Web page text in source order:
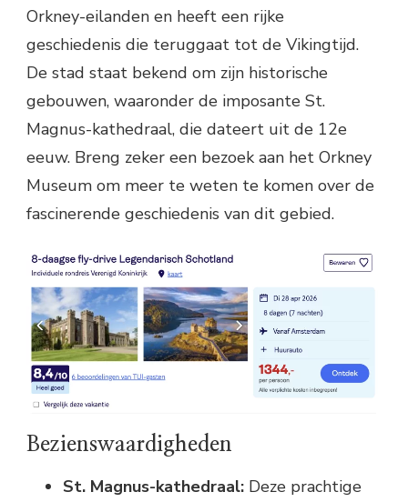
Orkney-eilanden en heeft een rijke
geschiedenis die teruggaat tot de Vikingtijd.
De stad staat bekend om zijn historische
gebouwen, waaronder de imposante St.
Magnus-kathedraal, die dateert uit de 12e
eeuw. Breng zeker een bezoek aan het Orkney
Museum om meer te weten te komen over de
fascinerende geschiedenis van dit gebied.
Bezienswaardigheden
St. Magnus-kathedraal: Deze prachtige